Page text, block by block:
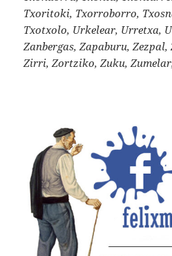
Txoritoki, Txorroborro,
Txotxolo, Urkelear, Urretxa,
Zanbergas, Zapaburu,
Zirri, Zortziko, Zuku,